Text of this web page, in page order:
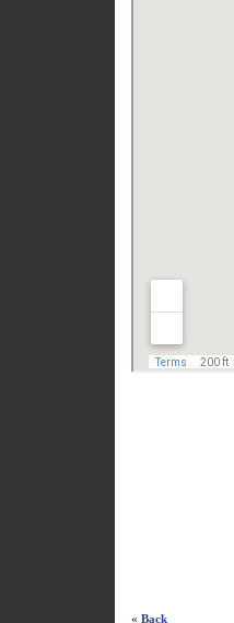
« Back